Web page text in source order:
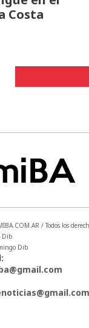
Costa
/ Todos los
Dib
Dib